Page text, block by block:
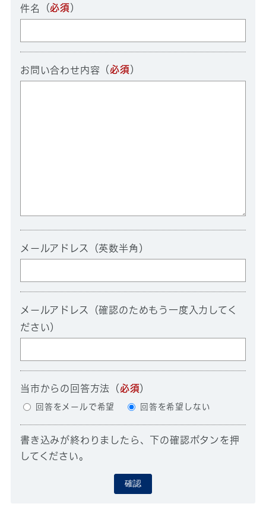
件名 （必須 ）
お問い合わせ内容 （必須 ）
メールアドレス（英数半角）
メールアドレス（確認のためもう一度入力してく
ださい）
当市からの回答方法 （必須）
回答をメールで希望 回答を希望しない
書き込みが終わりましたら、下の確認ボタンを押
してください。
確認